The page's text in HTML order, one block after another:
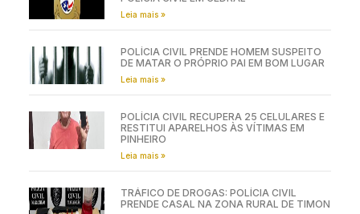
Leia mais »
POLÍCIA CIVIL PRENDE HOMEM SUSPEITO
DE MATAR O PRÓPRIO PAI EM BOM LUGAR
Leia mais »
POLÍCIA CIVIL RECUPERA 25 CELULARES E
RESTITUI APARELHOS ÀS VÍTIMAS EM
PINHEIRO
Leia mais »
TRÁFICO DE DROGAS: POLÍCIA CIVIL
PRENDE CASAL NA ZONA RURAL DE TIMON